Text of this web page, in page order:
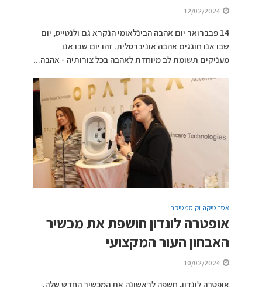
12/02/2024
14 פבברואר יום אהבה הבינלאומי הנקרא גם ולנטייס, יום
שבו אנו חוגגים אהבה אוניברסלית. זהו יום שבו אנו
מעניקים תשומת לב מיוחדת לאהבה בכל צורותיה - אהבה...
אסתטיקה וקוסמטיקה
אופטרה לונדון חושפת את מכשיר
האבחון העור המקצועי
10/02/2024
אופטרה לונדון, חשפה לראשונה את המכשיר החדש שלה.